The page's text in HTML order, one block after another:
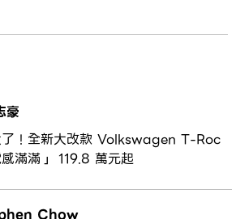
豪
！全新大改款 Volkswagen T-Roc
感滿滿」 119.8 萬元起
Chow